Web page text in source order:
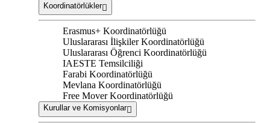
Koordinatörlükler
Erasmus+ Koordinatörlüğü
Uluslararası İlişkiler Koordinatörlüğü
Uluslararası Öğrenci Koordinatörlüğü
IAESTE Temsilciliği
Farabi Koordinatörlüğü
Mevlana Koordinatörlüğü
Free Mover Koordinatörlüğü
Kurullar ve Komisyonlar